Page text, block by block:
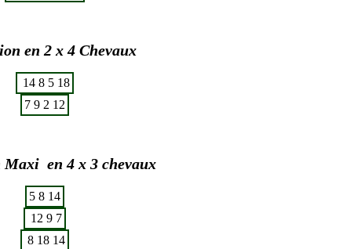
en 2 x 4 Chevaux
14 8 5 18
7 9 2 12
Maxi en 4 x 3 chevaux
5 8 14
12 9 7
8 18 14